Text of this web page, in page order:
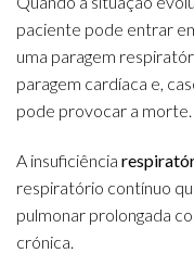
paciente pode entrar
uma paragem
paragem cardíaca e,
pode provocar a morte.
A insuficiência
respiratório contínuo
pulmonar prolongada
crónica.